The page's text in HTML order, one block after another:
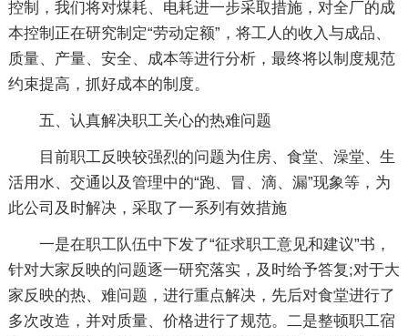
控制，我们将对煤耗、电耗进一步采取措施，对全厂的成
本控制正在研究制定“劳动定额”，将工人的收入与成品、
质量、产量、安全、成本等进行分析，最终将以制度规范
约束提高，抓好成本的制度。
五、认真解决职工关心的热难问题
目前职工反映较强烈的问题为住房、食堂、澡堂、生
活用水、交通以及管理中的“跑、冒、滴、漏”现象等，为
此公司及时解决，采取了一系列有效措施
一是在职工队伍中下发了“征求职工意见和建议”书，
针对大家反映的问题逐一研究落实，及时给予答复;对于大
家反映的热、难问题，进行重点解决，先后对食堂进行了
多次改造，并对质量、价格进行了规范。二是整顿职工宿